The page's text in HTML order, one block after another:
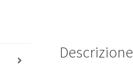
Descrizione